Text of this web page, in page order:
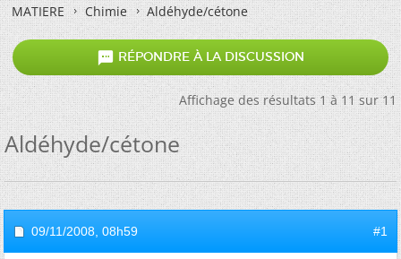
MATIERE
Chimie Aldéhyde/cétone
 RÉPONDRE À LA DISCUSSION
Affichage des résultats 1 à 11 sur 11
Aldéhyde/cétone
09/11/2008, 08h59 #1